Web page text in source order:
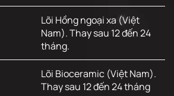
Lõi Hồng ngoại xa (Việt
Nam). Thay sau 12 đến 24
tháng.
Lõi Bioceramic (Việt Nam).
Thay sau 12 đến 24 tháng